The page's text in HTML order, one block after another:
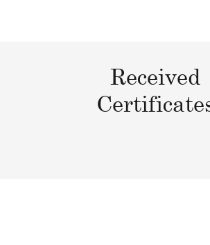
Received